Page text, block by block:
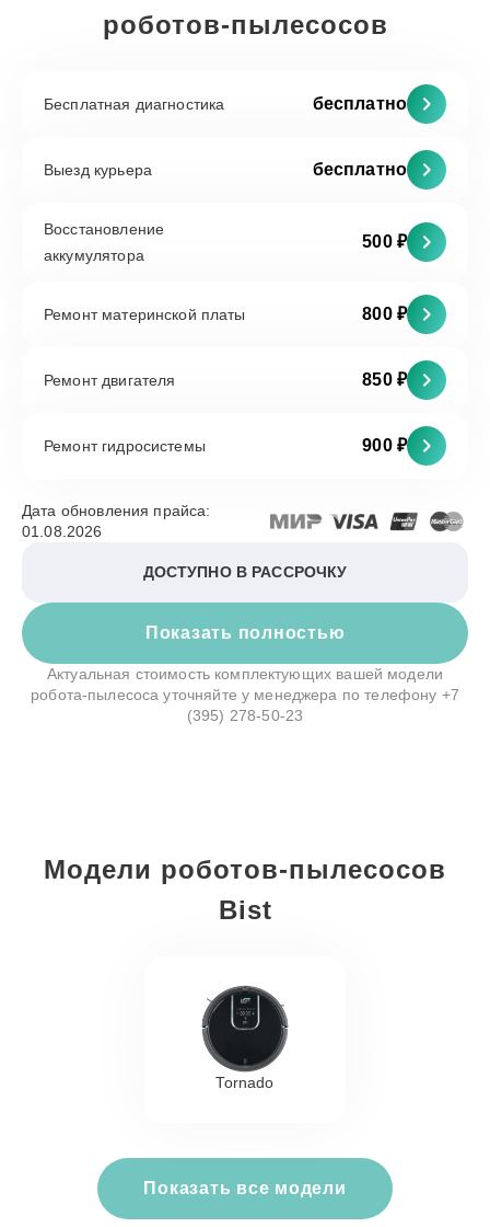
роботов-пылесосов
Бесплатная диагностика бесплатно
Выезд курьера бесплатно
Восстановление
аккумулятора
500 ₽
Ремонт материнской платы 800 ₽
Ремонт двигателя 850 ₽
Ремонт гидросистемы 900 ₽
Показать полностью
Дата обновления прайса:
01.08.2026
ДОСТУПНО В РАССРОЧКУ
Актуальная стоимость комплектующих вашей модели
робота-пылесоса уточняйте у менеджера по телефону +7
(395) 278-50-23
Модели роботов-пылесосов
Bist
Tornado
Показать все модели